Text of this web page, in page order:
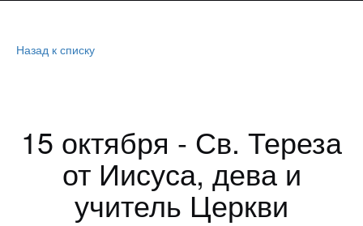
Назад к списку
15 октября - Св. Тереза
от Иисуса, дева и
учитель Церкви